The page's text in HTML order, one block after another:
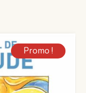
Promo !